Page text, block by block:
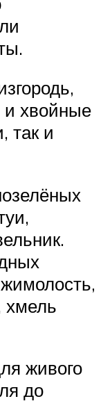
и хвойные
так и
хмель
живого
до